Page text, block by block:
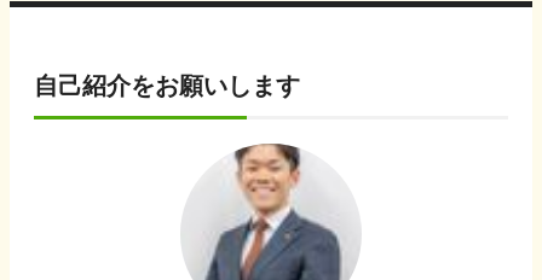
自己紹介をお願いします